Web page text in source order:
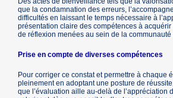
que la condamnation des erreurs,
difficultés en laissant le temps nécessaire à
présentation claire des compétences à
de réflexion menées au sein de la communauté
Prise en compte de diverses compétences
Pour corriger ce constat et permettre à chaque
pleinement en adoptant une posture de
que l’évaluation aille au-delà de l’appréciation